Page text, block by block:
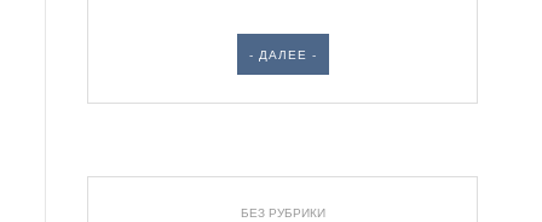
- ДАЛЕЕ -
БЕЗ РУБРИКИ